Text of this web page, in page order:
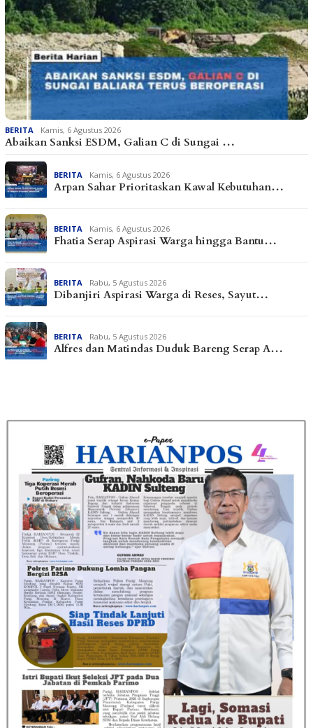
BERITA Kamis, 6 Agustus 2026
Abaikan Sanksi ESDM, Galian C di Sungai …
BERITA Kamis, 6 Agustus 2026
Arpan Sahar Prioritaskan Kawal Kebutuhan…
BERITA Kamis, 6 Agustus 2026
Fhatia Serap Aspirasi Warga hingga Bantu…
BERITA Rabu, 5 Agustus 2026
Dibanjiri Aspirasi Warga di Reses, Sayut…
BERITA Rabu, 5 Agustus 2026
Alfres dan Matindas Duduk Bareng Serap A…